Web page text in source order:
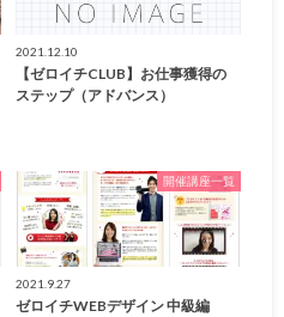
2021.12.10
【ゼロイチCLUB】お仕事獲得の
ステップ（アドバンス）
開催講座一覧
2021.9.27
ゼロイチWEBデザイン 中級編